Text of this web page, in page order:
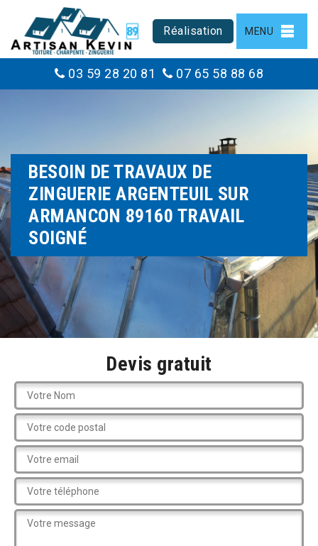
Réalisation MENU
03 59 28 20 81 07 65 58 88 68
BESOIN DE TRAVAUX DE
ZINGUERIE ARGENTEUIL SUR
ARMANCON 89160 TRAVAIL
SOIGNÉ
Devis gratuit